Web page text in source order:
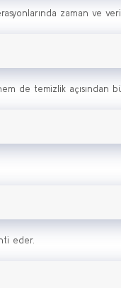
zaman ve
de temizlik açısından
eder.